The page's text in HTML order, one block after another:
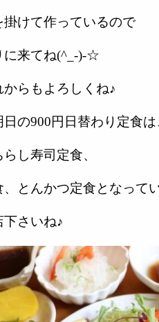
掛けて作っているので
に来てね(^_-)-☆
らもよろしくね♪
日の900円日替わり定食は
し寿司定食、
、とんかつ定食となって
さいね♪